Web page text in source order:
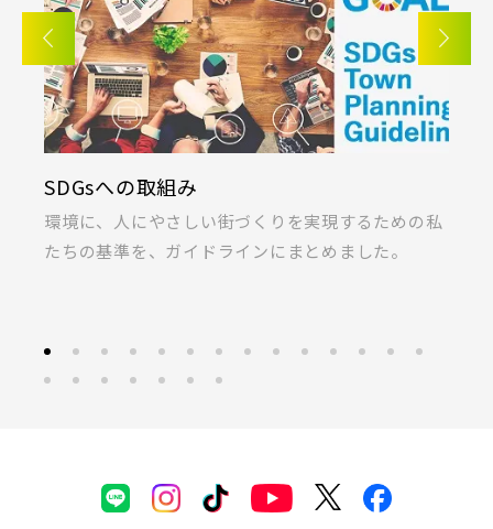
SDGsへの取組み
環境に、人にやさしい街づくりを実現するための私
たちの基準を、ガイドラインにまとめました。